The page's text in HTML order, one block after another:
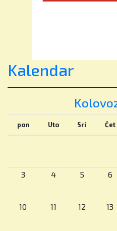
potiče ambiciju i vodi
📢 Upisi su otvoreni.
📞 Rezervirajte osobni
sastanak s našim timom
WEB:
E-mail:
Kalendar
pon Uto Sri Čet
3 4 5 6
10 11 12 13